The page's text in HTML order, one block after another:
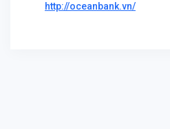
http://oceanbank.vn/